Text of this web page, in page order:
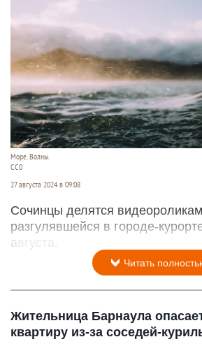
Море. Волны.
СС0
27 августа 2024 в 09:08
Сочинцы делятся
разгулявшейся в городе-
августа.
Читать
Жительница Барнаула
квартиру из-за соседей-